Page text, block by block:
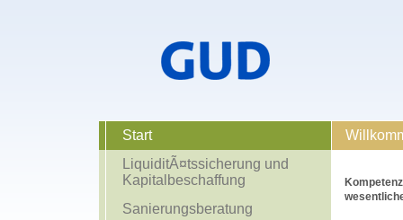
Start
LiquiditÃ¤tssicherung und
Kapitalbeschaffung
Sanierungsberatung